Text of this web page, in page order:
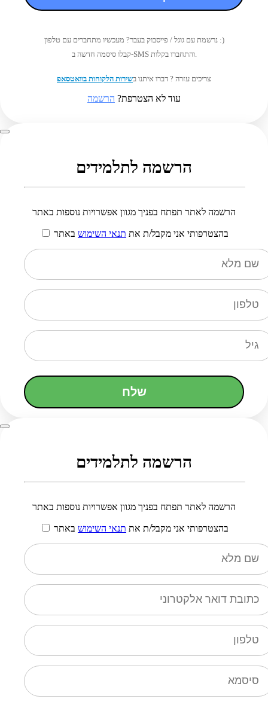
נרשמת עם גוגל / פייסבוק בעבר? מעכשיו מתחברים עם טלפון :)
קבלו סיסמה חדשה ב-SMS והתחברו בקלות.
צריכים עזרה ? דברו איתנו בשירות הלקוחות בוואטסאפ
עוד לא הצטרפת? הרשמה
הרשמה לתלמידים
הרשמה לאתר תפתח בפניך מגוון אפשרויות נוספות באתר
בהצטרפותי אני מקבל/ת את תנאי השימוש באתר
שלח
הרשמה לתלמידים
הרשמה לאתר תפתח בפניך מגוון אפשרויות נוספות באתר
בהצטרפותי אני מקבל/ת את תנאי השימוש באתר